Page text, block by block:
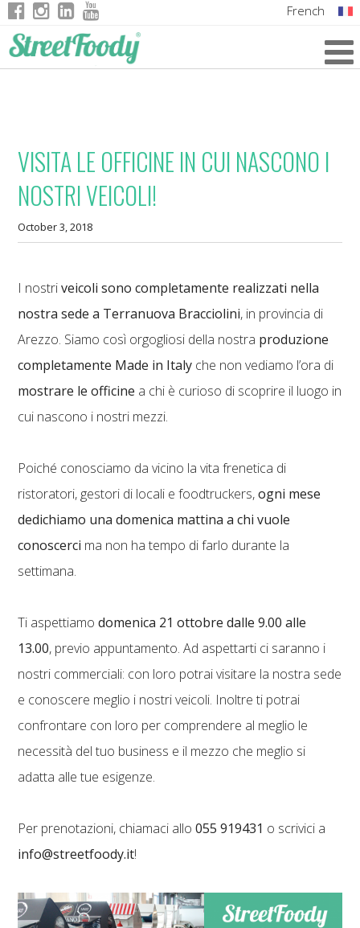
French
VISITA LE OFFICINE IN CUI NASCONO I
NOSTRI VEICOLI!
October 3, 2018
I nostriveicoli sono completamente realizzati nella
nostra sede a Terranuova Bracciolini, in provincia di
Arezzo. Siamo così orgogliosi della nostra produzione
completamente Made in Italy che non vediamo l’ora di
mostrare le officine a chi è curioso di scoprire il luogo in
cui nascono i nostri mezzi.
Poiché conosciamo da vicino la vita frenetica di
ristoratori, gestori di locali e foodtruckers,ogni mese
dedichiamo una domenica mattina a chi vuole
conoscerci ma non ha tempo di farlo durante la
settimana.
Ti aspettiamodomenica 21 ottobre dalle 9.00 alle
13.00, previo appuntamento. Ad aspettarti ci saranno i
nostri commerciali: con loro potrai visitare la nostra sede
e conoscere meglio i nostri veicoli. Inoltre ti potrai
confrontare con loro per comprendere al meglio le
necessità del tuo business e il mezzo che meglio si
adatta alle tue esigenze.
Per prenotazioni, chiamaci allo 055 919431 o scrivici a
info@streetfoody.it!